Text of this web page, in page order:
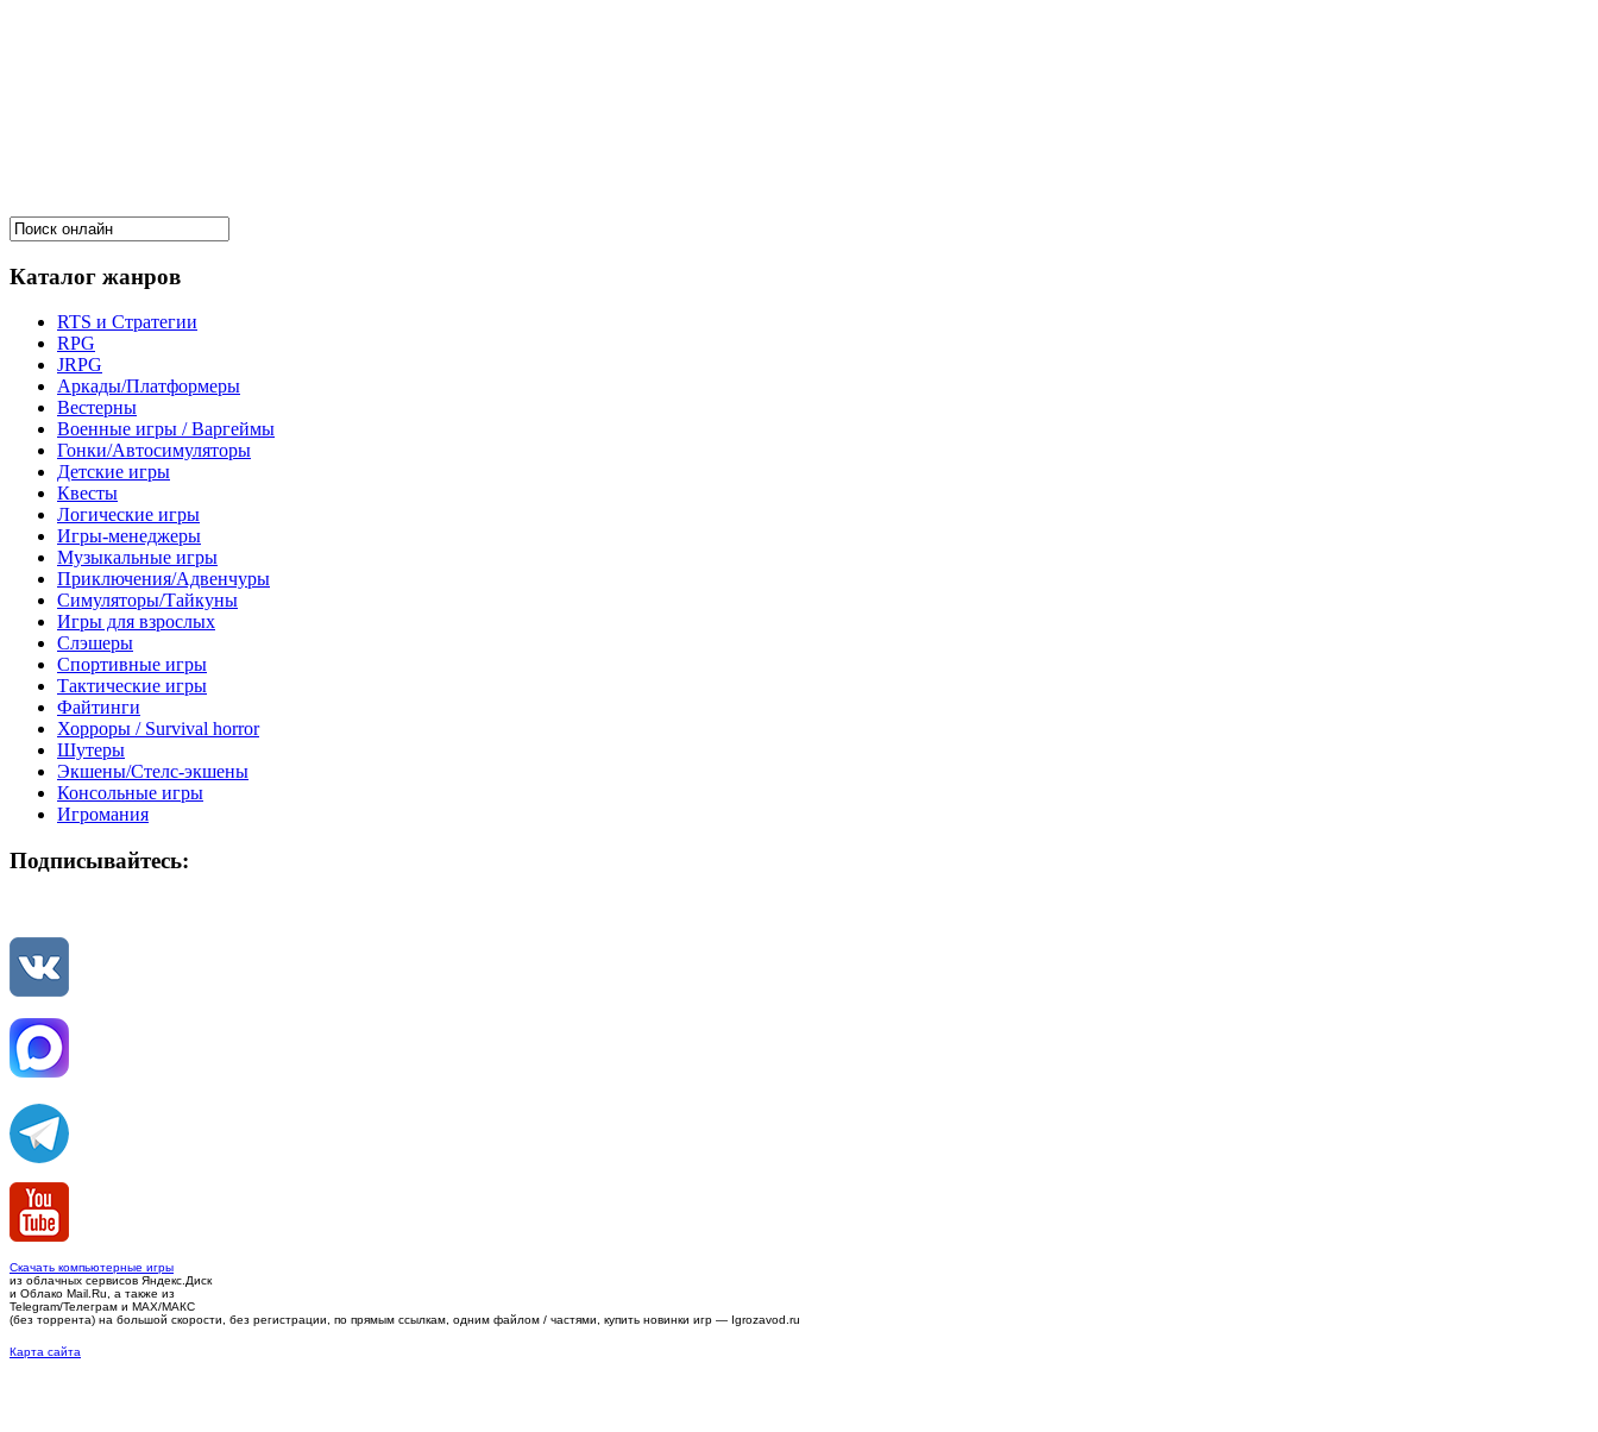
Каталог жанров
RTS и Стратегии
RPG
JRPG
Аркады/Платформеры
Вестерны
Военные игры / Варгеймы
Гонки/Автосимуляторы
Детские игры
Квесты
Логические игры
Игры-менеджеры
Музыкальные игры
Приключения/Адвенчуры
Симуляторы/Тайкуны
Игры для взрослых
Слэшеры
Спортивные игры
Тактические игры
Файтинги
Хорроры / Survival horror
Шутеры
Экшены/Стелс-экшены
Консольные игры
Игромания
Подписывайтесь:
Скачать компьютерные игры
из облачных сервисов Яндекс.Диск
и Облако Mail.Ru, а также из
Telegram/Телеграм и MAX/МАКС
(без торрента) на большой скорости, без регистрации, по прямым ссылкам, одним файлом / частями, купить новинки игр — Igrozavod.ru
Карта сайта